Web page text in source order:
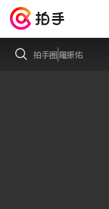
拍手圈羅振佑